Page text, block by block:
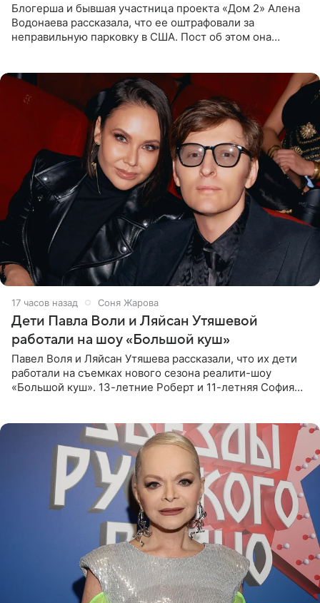
Блогерша и бывшая участница проекта «Дом 2» Алена
Водонаева рассказала, что ее оштрафовали за
неправильную парковку в США. Пост об этом она
17 часов назад Соня Жарова
Дети Павла Воли и Ляйсан Утяшевой
работали на шоу «Большой куш»
Павел Воля и Ляйсан Утяшева рассказали, что их дети
работали на съемках нового сезона реалити-шоу
«Большой куш». 13-летние Роберт и 11-летняя София